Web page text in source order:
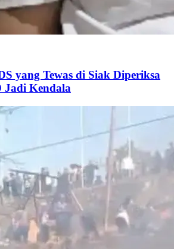
yang Tewas di Siak Diperiksa
Jadi Kendala